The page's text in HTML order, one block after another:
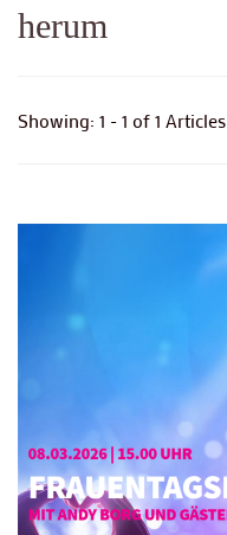
herum
Showing: 1 - 1 of 1 Articles